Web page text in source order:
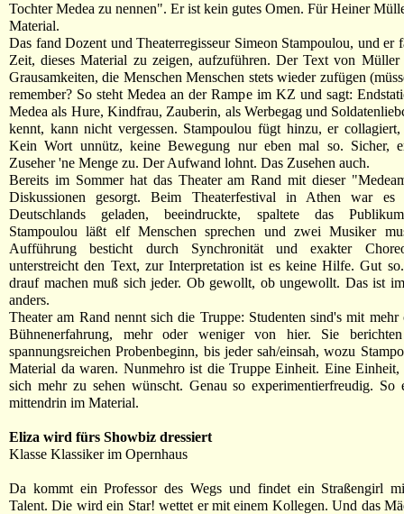
Tochter Medea zu nennen". Er ist kein gutes Omen. Für Heiner
Material.
Das fand Dozent und Theaterregisseur Simeon Stampoulou, und er
Zeit, dieses Material zu zeigen, aufzuführen. Der Text von Müller
Grausamkeiten, die Menschen Menschen stets wieder zufügen
remember? So steht Medea an der Rampe im KZ und sagt:
Medea als Hure, Kindfrau, Zauberin, als Werbegag und
kennt, kann nicht vergessen. Stampoulou fügt hinzu, er
Kein Wort unnütz, keine Bewegung nur eben mal so. Sicher,
Zuseher 'ne Menge zu. Der Aufwand lohnt. Das Zusehen auch.
Bereits im Sommer hat das Theater am Rand mit dieser
Diskussionen gesorgt. Beim Theaterfestival in Athen war es
Deutschlands geladen, beeindruckte, spaltete das
Stampoulou läßt elf Menschen sprechen und zwei Musiker
Aufführung besticht durch Synchronität und exakter
unterstreicht den Text, zur Interpretation ist es keine Hilfe. Gut
drauf machen muß sich jeder. Ob gewollt, ob ungewollt. Das ist
anders.
Theater am Rand nennt sich die Truppe: Studenten sind's mit mehr
Bühnenerfahrung, mehr oder weniger von hier. Sie
spannungsreichen Probenbeginn, bis jeder sah/einsah, wozu
Material da waren. Nunmehro ist die Truppe Einheit. Eine
sich mehr zu sehen wünscht. Genau so experimentierfreudig. So
mittendrin im Material.
Eliza wird fürs Showbiz dressiert
Klasse Klassiker im Opernhaus
Da kommt ein Professor des Wegs und findet ein Straßengirl
Talent. Die wird ein Star! wettet er mit einem Kollegen. Und das